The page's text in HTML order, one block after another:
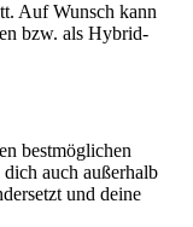
Auf Wunsch kann
bzw. als Hybrid-
bestmöglichen
auch außerhalb
und deine